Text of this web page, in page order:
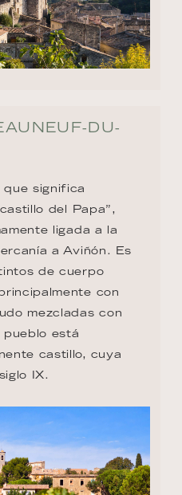
DU-
que significa
del Papa”,
ligada a la
a Aviñón. Es
de cuerpo
con
mezcladas con
está
castillo, cuya
IX.